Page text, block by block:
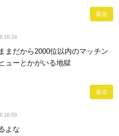
返信
16:24
まだから2000位以内のマッチン
ューとかがいる地獄
返信
16:59
よな